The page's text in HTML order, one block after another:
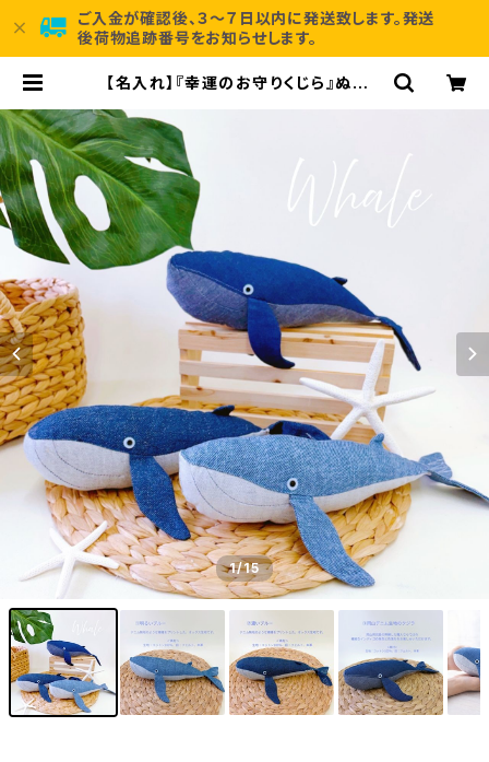
ご入金が確認後、３～７日以内に発送致します。発送
後荷物追跡番号をお知らせします。
【名入れ】『幸運のお守りくじら』ぬいぐ
フト 海 誕生日 出産祝い くじ
ら | pinastyle
1/15